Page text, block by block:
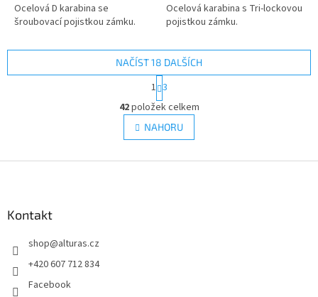
Ocelová D karabina se
šroubovací pojistkou zámku.
Ocelová karabina s Tri-lockovou
pojistkou zámku.
O
v
l
á
NAČÍST 18 DALŠÍCH
S
t
r
á
n
k
v
1 3
42položek celkem
NAHORU
Kontakt
shop@alturas.cz
+420 607 712 834
Facebook